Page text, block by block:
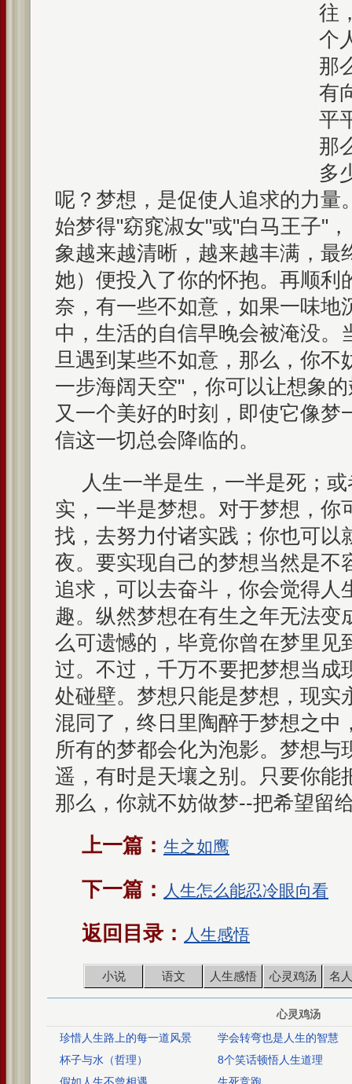
往
个
那
有
平
那
多
呢？梦想，是促使人追求的力量
始梦得"窈窕淑女"或"白马王子"
象越来越清晰，越来越丰满，最
她）便投入了你的怀抱。再顺利
奈，有一些不如意，如果一味地
中，生活的自信早晚会被淹没。
旦遇到某些不如意，那么，你不
一步海阔天空"，你可以让想象
又一个美好的时刻，即使它像梦
信这一切总会降临的。
人生一半是生，一半是死；
实，一半是梦想。对于梦想，你
找，去努力付诸实践；你也可以
夜。要实现自己的梦想当然是不
追求，可以去奋斗，你会觉得人
趣。纵然梦想在有生之年无法变
么可遗憾的，毕竟你曾在梦里见
过。不过，千万不要把梦想当成
处碰壁。梦想只能是梦想，现实
混同了，终日里陶醉于梦想之中
所有的梦都会化为泡影。梦想与
遥，有时是天壤之别。只要你能
那么，你就不妨做梦--把希望留
上一篇： 生之如鹰
下一篇： 人生怎么能忍冷眼向看
返回目录： 人生感悟
小说 语文 人生感悟 心灵鸡汤 名
心灵鸡汤
珍惜人生路上的每一道风景
学会转弯也是人生的智慧
杯子与水（哲理）
8个笑话顿悟人生道理